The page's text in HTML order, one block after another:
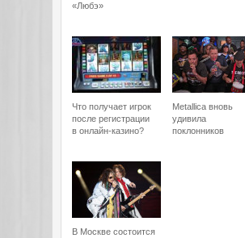
«Любэ»
Что получает игрок
после регистрации
в онлайн-казино?
Metallica вновь
удивила
поклонников
В Москве состоится